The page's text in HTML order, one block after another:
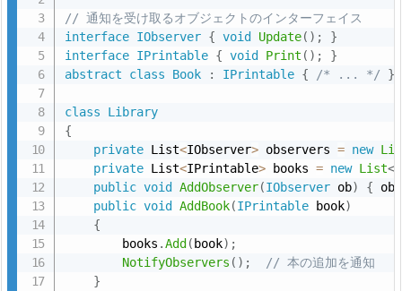
// 通知を受け取るオブジェクトのインターフェイス
interface IObserver { void Update( ) ;
}
interface IPrintable { void Print ( ) ;
}
abstract
class Book : IPrintable { /* ... */ }
class
Library
{
private List<IObserver> observers = new
private List<IPrintable> books = new List<
public void AddObserver(IObserver ob) {
public void AddBook(IPrintable book)
{
        books
.Add ( book) ;
NotifyObservers ( ) ;
// 本の追加を通知
}